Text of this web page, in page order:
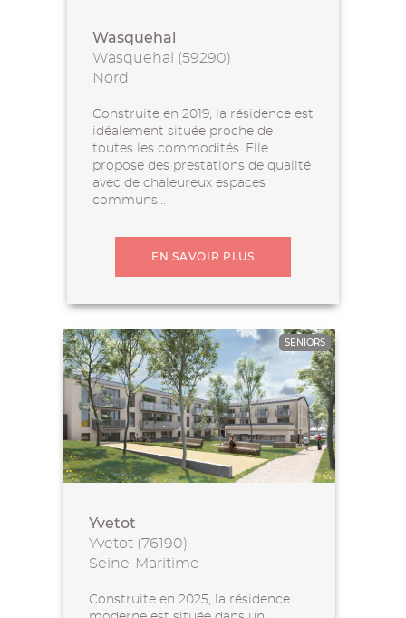
Wasquehal
Wasquehal (59290)
Nord
Construite en 2019, la résidence est
idéalement située proche de
toutes les commodités. Elle
propose des prestations de qualité
avec de chaleureux espaces
communs...
EN SAVOIR PLUS
SENIORS
Yvetot
Yvetot (76190)
Seine-Maritime
Construite en 2025, la résidence